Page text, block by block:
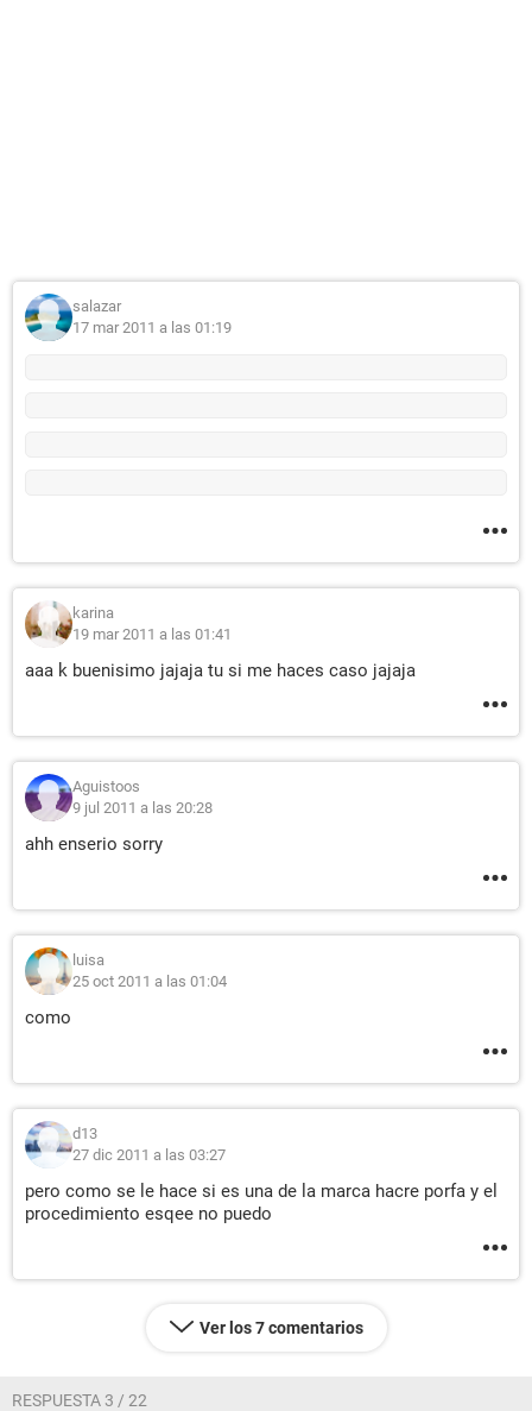
salazar
17 mar 2011 a las 01:19
karina
19 mar 2011 a las 01:41
aaa k buenisimo jajaja tu si me haces caso jajaja
Aguistoos
9 jul 2011 a las 20:28
ahh enserio sorry
luisa
25 oct 2011 a las 01:04
como
d13
27 dic 2011 a las 03:27
pero como se le hace si es una de la marca hacre porfa y el
procedimiento esqee no puedo
Ver los 7 comentarios
RESPUESTA 3 / 22